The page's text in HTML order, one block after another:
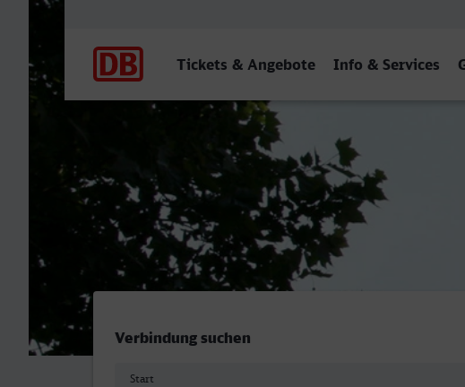
Tickets & Angebote Info & Services
Moers - Mainz Hbf
Verbindung suchen
Start